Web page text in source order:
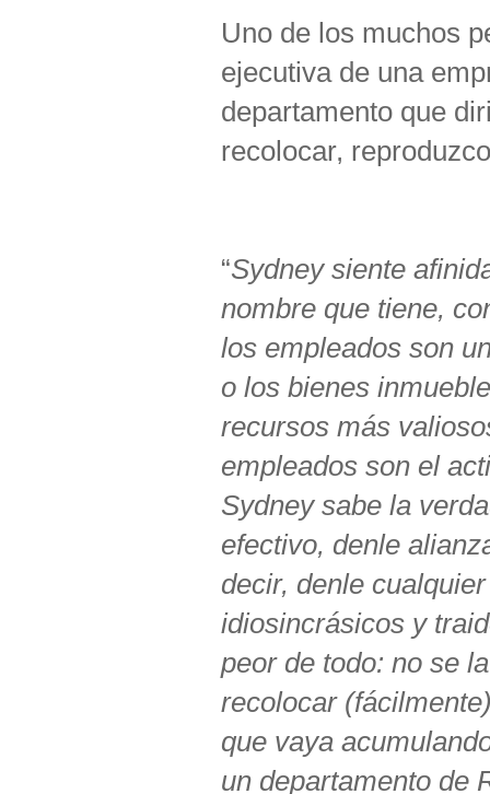
Uno de los muchos
ejecutiva de una
departamento que
recolocar,
“Sydney siente
nombre que tiene,
los empleados son
o los bienes
recursos más
empleados son el
Sydney sabe la
efectivo, denle
decir, denle
idiosincrásicos y
peor de todo: no se
recolocar
que vaya
un departamento de